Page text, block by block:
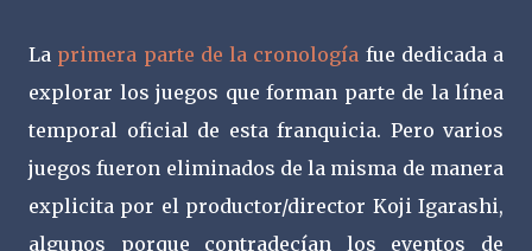
La primera parte de la cronología fue dedicada a
explorar los juegos que forman parte de la línea
temporal oficial de esta franquicia. Pero varios
juegos fueron eliminados de la misma de manera
explicita por el productor/director Koji Igarashi,
algunos porque contradecían los eventos de